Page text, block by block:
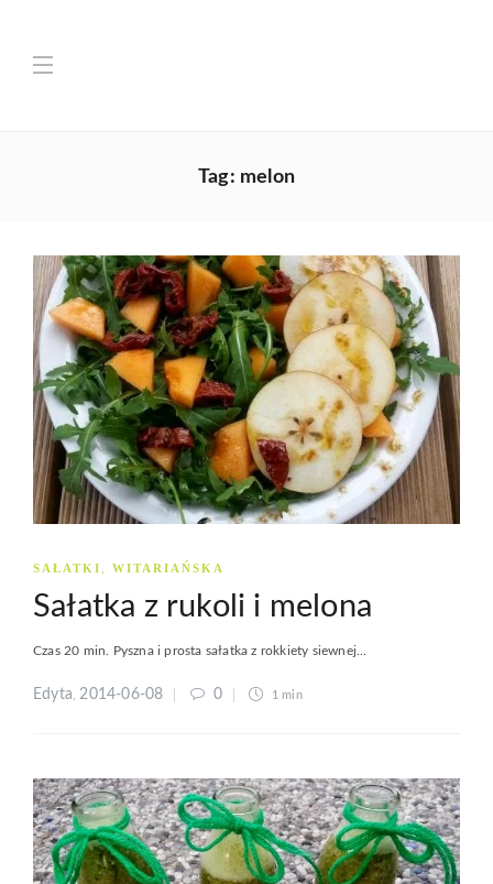
Tag: melon
SAŁATKI, WITARIAŃSKA
Sałatka z rukoli i melona
Czas 20 min. Pyszna i prosta sałatka z rokkiety siewnej...
Edyta,2014-06-08 0 1 min